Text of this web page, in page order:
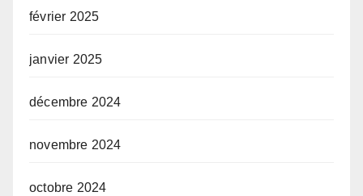
février 2025
janvier 2025
décembre 2024
novembre 2024
octobre 2024